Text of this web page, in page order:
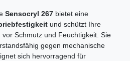
Sensocryl 267 bietet eine
und schützt Ihre
Schmutz und Feuchtigkeit. Sie
gegen mechanische
sich hervorragend für